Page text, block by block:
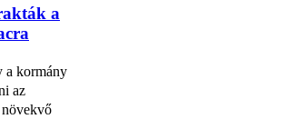
a
a kormány
az
növekvő